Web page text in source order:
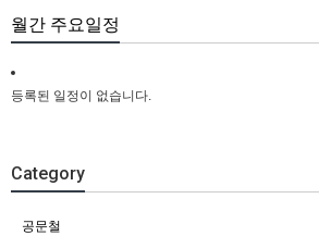
월간 주요일정
등록된 일정이 없습니다.
Category
공문철